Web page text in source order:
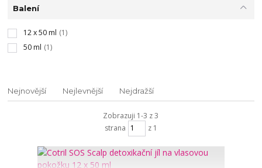
Balení
12 x 50 ml (1)
50 ml (1)
Nejnovější Nejlevnější Nejdražší
Zobrazuji 1-3 z 3
strana
z 1